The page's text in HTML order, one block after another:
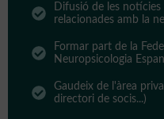
Difusió de les
relacionades amb la
Formar part de la
Neuropsicologia
Gaudeix de l'àrea
directori de socis...)